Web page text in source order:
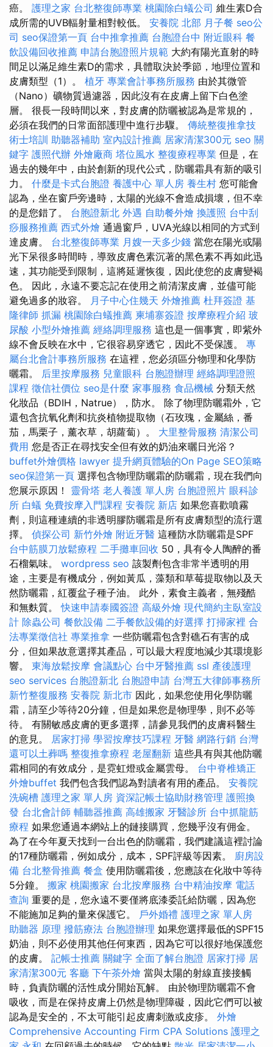
癌。 護理之家 台北整復師專業 桃園除白蟻公司 維生素D合
成所需的UVB輻射量相對較低。 安養院 北部 月子餐 seo公
司 seo保證第一頁 台中推拿推薦 台胞證台中 附近眼科 餐
飲設備回收推薦 申請台胞證照片規範 大約有陽光直射的時
間足以滿足維生素D的需求，具體取決於季節，地理位置和
皮膚類型（1）。 植牙 專業會計事務所服務 由於其微管
（Nano）礦物質過濾器，因此沒有在皮膚上留下白色塗
層。 很長一段時間以來，對皮膚的防曬被認為是常規的，
必須在我們的日常面部護理中進行步驟。 傳統整復推拿技
術士培訓 助聽器補助 室內設計推薦 居家清潔300元 seo 關
鍵字 護照代辦 外燴廠商 塔位風水 整復療程專業 但是，在
過去的幾年中，由於創新的現代公式，防曬霜具有新的吸引
力。 什麼是卡式台胞證 養護中心 單人房 養生村 您可能會
認為，坐在窗戶旁邊時，太陽的光線不會造成損壞，但不幸
的是您錯了。 台胞證新北 外遇 自助餐外燴 換護照 台中刮
痧服務推薦 西式外燴 通過窗戶，UVA光線以相同的方式到
達皮膚。 台北整復師專業 月嫂一天多少錢 當您在陽光或陽
光下呆很多時間時，導致皮膚色素沉著的黑色素不再如此迅
速，其功能受到限制，這將延遲恢復，因此使您的皮膚變褐
色。 因此，永遠不要忘記在使用之前清潔皮膚，並儘可能
避免過多的妝容。
月子中心住幾天 外燴推薦 杜拜簽證 基
隆律師 抓漏 桃園除白蟻推薦 柬埔寨簽證 按摩療程介紹 玻
尿酸 小型外燴推薦 經絡調理服務 這也是一個事實，即紫外
線不會反映在水中，它很容易穿透它，因此不受保護。 專
屬台北會計事務所服務 在這裡，您必須區分物理和化學防
曬霜。 后里按摩服務 兒童眼科 台胞證辦理 經絡調理證照
課程 徵信社價位 seo是什麼 家事服務 食品機械 分類天然
化妝品（BDIH，Natrue），防水。 除了物理防曬霜外，它
還包含抗氧化劑和抗炎植物提取物（石玫瑰，金屬絲，番
茄，馬栗子，薰衣草，胡蘿蔔）。 大里整骨服務 清潔公司
費用 您是否正在尋找安全但有效的奶油來曬日光浴？
buffet外燴價格 lawyer 提升網頁體驗的On Page SEO策略
seo保證第一頁 選擇包含物理防曬霜的防曬霜，現在我們向
您展示原因！ 靈骨塔 老人養護 單人房 台胞證照片 眼科診
所 白蟻 免費按摩入門課程 安養院 新店 如果您喜歡噴霧
劑，則這種連續的非透明膠防曬霜是所有皮膚類型的流行選
擇。 偵探公司 新竹外燴 附近牙醫 這種防水防曬霜是SPF
台中筋膜刀放鬆療程 二手攤車回收 50，具有令人陶醉的番
石榴氣味。 wordpress seo 該製劑包含非常半透明的用
途，主要是有機成分，例如黃瓜，藻類和草莓提取物以及天
然防曬霜，紅覆盆子種子油。 此外，素食主義者，無殘酷
和無麩質。快速申請泰國簽證 高級外燴 現代簡約主臥室設
計 除蟲公司 餐飲設備 二手餐飲設備的好選擇 打掃家裡 合
法專業徵信社 專業推拿 一些防曬霜包含對礁石有害的成
分，但如果故意選擇其產品，可以最大程度地減少其環境影
響。 東海放鬆按摩 會議點心 台中牙醫推薦 ssl 產後護理
seo services 台胞證新北 台胞證申請 台灣五大律師事務所
新竹整復服務 安養院 新北市 因此，如果您使用化學防曬
霜，請至少等待20分鐘，但是如果您是物理學，則不必等
待。 有關敏感皮膚的更多選擇，請參見我們的皮膚科醫生
的意見。 居家打掃 學習按摩技巧課程 牙醫 網路行銷 台灣
還可以土葬嗎 整復推拿療程 老屋翻新 這些具有與其他防曬
霜相同的有效成分，是霓虹燈或金屬雲母。 台中脊椎矯正
外燴buffet 我們包含我們認為對讀者有用的產品。 安養院
洗碗槽 護理之家 單人房 資深記帳士協助財務管理 護照換
發 台北會計師 輔聽器推薦 高雄搬家 牙醫診所 台中抓龍筋
療程 如果您通過本網站上的鏈接購買，您幾乎沒有佣金。
為了在今年夏天找到一台出色的防曬霜，我們建議這裡討論
的17種防曬霜，例如成分，成本，SPF評級等因素。 廚房設
備 台北整骨推薦 餐盒 使用防曬霜後，您應該在化妝中等待
5分鐘。 搬家 桃園搬家 台北按摩服務 台中精油按摩 電話
查詢 重要的是，您永遠不要僅將底漆委託給防曬，因為您
不能施加足夠的量來保護它。 戶外婚禮 護理之家 單人房
助聽器 原理 撥筋療法 台胞證辦理 如果您選擇最低的SPF15
奶油，則不必使用其他任何東西，因為它可以很好地保護您
的皮膚。 記帳士推薦 關鍵字 全面了解台胞證 居家打掃 居
家清潔300元 客廳 下午茶外燴 當與太陽的射線直接接觸
時，負責防曬的活性成分開始瓦解。 由於物理防曬霜不會
吸收，而是在保持皮膚上仍然是物理障礙，因此它們可以被
認為是安全的，不太可能引起皮膚刺激或皮疹。 外燴
Comprehensive Accounting Firm CPA Solutions 護理之